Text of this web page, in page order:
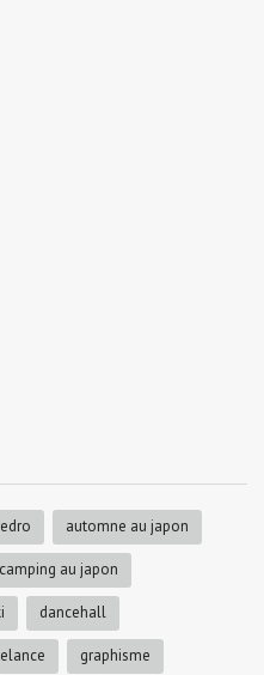
automne au japon
camping au japon
dancehall
graphisme